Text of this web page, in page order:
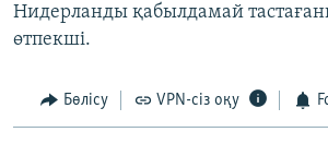
ЖАЗЫЛЫҢЫЗ
Нидерланды қабылдамай
өтпекші.
Бөлісу VPN-сіз оқу